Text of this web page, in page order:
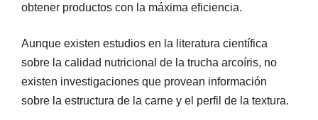
obtener productos con la máxima eficiencia.
Aunque existen estudios en la literatura científica
sobre la calidad nutricional de la trucha arcoíris, no
existen investigaciones que provean información
sobre la estructura de la carne y el perfil de la textura.